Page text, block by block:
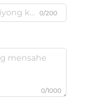
0/200
0/1000